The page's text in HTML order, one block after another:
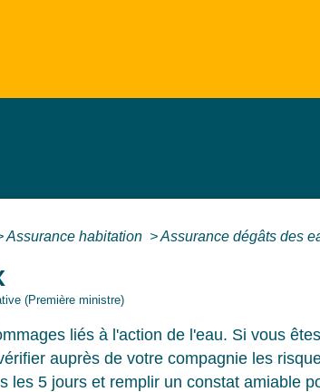
Assurance habitation >Assurance dégâts des
(Première ministre)
liés à l'action de l'eau. Si vous
auprès de votre compagnie les
les 5 jours et remplir un constat amiable